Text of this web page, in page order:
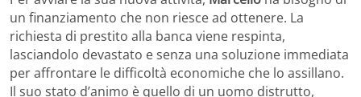
un finanziamento che non riesce ad ottenere. La
richiesta di prestito alla banca viene respinta,
lasciandolo devastato e senza una soluzione immediata
per affrontare le difficoltà economiche che lo assillano.
Il suo stato d’animo è quello di un uomo distrutto,